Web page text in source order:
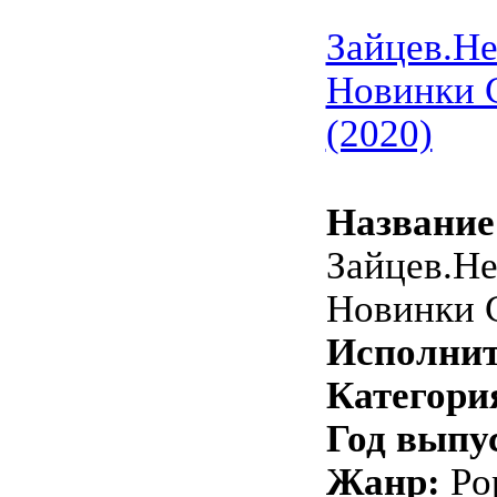
Новинки
(2020)
Новинки
Год
Жанр: